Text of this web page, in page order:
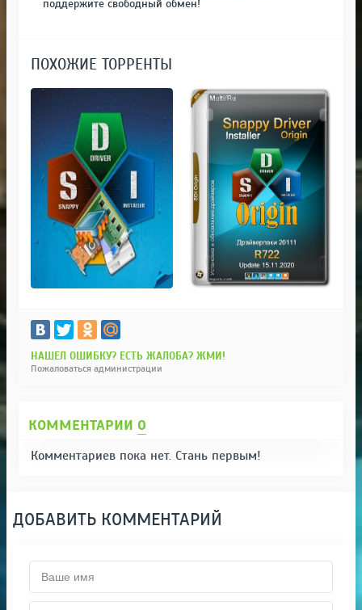
поддержите свободный обмен!
ПОХОЖИЕ ТОРРЕНТЫ
НАШЕЛ ОШИБКУ? ЕСТЬ ЖАЛОБА? ЖМИ!
Пожаловаться администрации
КОММЕНТАРИИ 0
Комментариев пока нет. Стань первым!
ДОБАВИТЬ КОММЕНТАРИЙ